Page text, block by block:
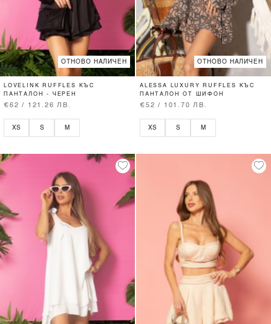
ОТНОВО НАЛИЧЕН
LOVELINK RUFFLES КЪС
ПАНТАЛОН - ЧЕРЕН
€62 / 121.26 ЛВ.
XS S M
ОТНОВО НАЛИЧЕН
ALESSA LUXURY RUFFLES КЪС
ПАНТАЛОН ОТ ШИФОН
€52 / 101.70 ЛВ.
XS S M